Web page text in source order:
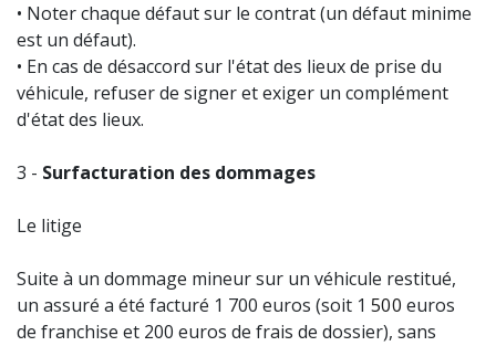
• Noter chaque défaut sur le contrat (un défaut minime
est un défaut).
• En cas de désaccord sur l'état des lieux de prise du
véhicule, refuser de signer et exiger un complément
d'état des lieux.
3 - Surfacturation des dommages
Le litige
Suite à un dommage mineur sur un véhicule restitué,
un assuré a été facturé 1 700 euros (soit 1 500 euros
de franchise et 200 euros de frais de dossier), sans